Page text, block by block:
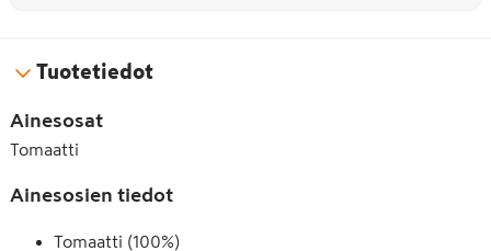
Tuotetiedot
Ainesosat
Tomaatti
Ainesosien tiedot
Tomaatti (100%)